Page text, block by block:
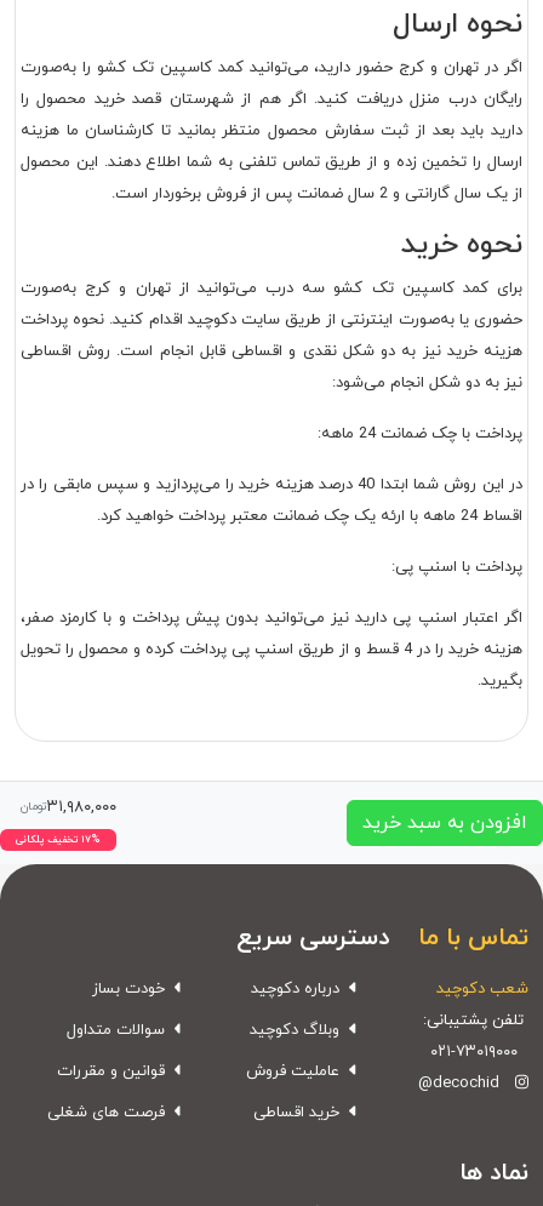
نحوه ارسال
اگر در تهران و کرج حضور دارید، می‌توانیدکمد کاسپین تک کشو را به‌صورت
رایگان درب منزل دریافت کنید. اگر هم از شهرستان قصد خرید محصول را
دارید باید بعد از ثبت سفارش محصول منتظر بمانید تا کارشناسان ما هزینه
ارسال را تخمین زده و از طریق تماس تلفنی به شما اطلاع دهند. این محصول
از یک سال گارانتی و 2 سال ضمانت پس از فروش برخوردار است.
نحوه خرید
برایکمد کاسپین تک کشو سه درب می‌توانید از تهران و کرج به‌صورت
حضوری یا به‌صورت اینترنتی از طریق سایت دکوچید اقدام کنید. نحوه پرداخت
هزینه خرید نیز به دو شکل نقدی و اقساطی قابل انجام است. روش اقساطی
نیز به دو شکل انجام می‌شود:
پرداخت با چک ضمانت 24 ماهه:
در این روش شما ابتدا 40 درصد هزینه خرید را می‌پردازید و سپس مابقی را در
اقساط 24 ماهه با ارئه یک چک ضمانت معتبر پرداخت خواهید کرد.
پرداخت با اسنپ پی:
اگر اعتبار اسنپ پی دارید نیز می‌توانید بدون پیش پرداخت و با کارمزد صفر،
هزینه خرید را در 4 قسط و از طریق اسنپ پی پرداخت کرده و محصول را تحویل
بگیرید.
افزودن به سبد خرید
۳۱,۹۸۰,۰۰۰تومان
۱۷% تخفیف پلکانی
تماس با ما
شعب دکوچید
تلفن پشتیبانی:
۰۲۱-۷۳۰۱۹۰۰۰
@decochid
دسترسی سریع
درباره دکوچید
وبلاگ دکوچید
عاملیت فروش
خرید اقساطی
خودت بساز
سوالات متداول
قوانین و مقررات
فرصت های شغلی
نماد ها